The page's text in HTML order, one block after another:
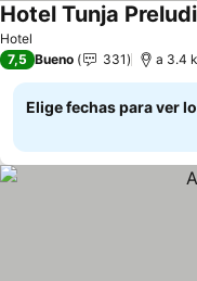
Hotel
Hotel Tunja
7,5 Bueno 331 a 3.4
Elige fechas para ver